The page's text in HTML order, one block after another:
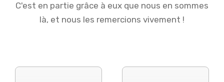
C'est en partie grâce à eux que nous en sommes
là, et nous les remercions vivement !